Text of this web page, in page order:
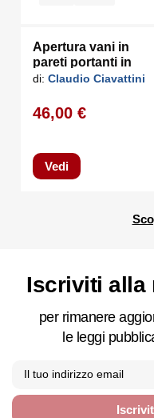
Apertura vani in
pareti portanti in
zona sismica
di:Claudio Ciavattini
46,00 €
Vedi
Iscriviti alla
per rimanere
le leggi